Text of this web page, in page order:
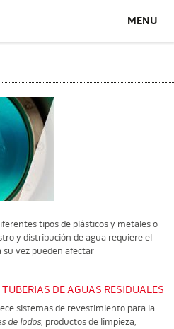
MENU
tipos de plásticos y metales o
y distribución de agua requiere el
su vez pueden afectar
TUBERIAS DE AGUAS RESIDUALES
sistemas de revestimiento para la
de lodos, productos de limpieza,